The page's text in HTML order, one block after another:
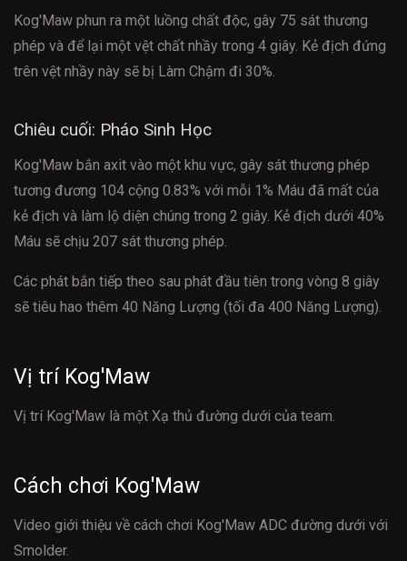
Kog'Maw phun ra một luồng chất độc, gây 75 sát thương
phép và để lại một vệt chất nhầy trong 4 giây. Kẻ địch đứng
trên vệt nhầy này sẽ bị Làm Chậm đi 30%.
Chiêu cuối: Pháo Sinh Học
Kog'Maw bắn axit vào một khu vực, gây sát thương phép
tương đương 104 cộng 0.83% với mỗi 1% Máu đã mất của
kẻ địch và làm lộ diện chúng trong 2 giây. Kẻ địch dưới 40%
Máu sẽ chịu 207 sát thương phép.
Các phát bắn tiếp theo sau phát đầu tiên trong vòng 8 giây
sẽ tiêu hao thêm 40 Năng Lượng (tối đa 400 Năng Lượng).
Vị trí Kog'Maw
Vị trí Kog'Maw là một Xạ thủ đường dưới của team.
Cách chơi Kog'Maw
Video giới thiệu về cách chơi Kog'Maw ADC đường dưới với
Smolder.